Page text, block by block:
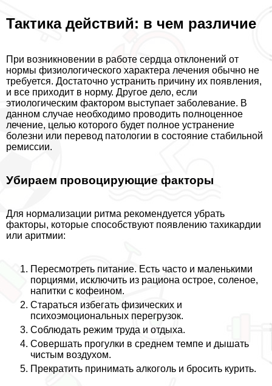
Тактика действий: в чем различие
При возникновении в работе сердца отклонений от
нормы физиологического хаpaктера лечения обычно не
требуется. Достаточно устранить причину их появления,
и все приходит в норму. Другое дело, если
этиологическим фактором выступает заболевание. В
данном случае необходимо проводить полноценное
лечение, целью которого будет полное устранение
болезни или перевод патологии в состояние стабильной
ремиссии.
Убираем провоцирующие факторы
Для нормализации ритма рекомендуется убрать
факторы, которые способствуют появлению тахикардии
или аритмии:
Пересмотреть питание. Есть часто и маленькими
порциями, исключить из рациона острое, соленое,
напитки с кофеином.
Стараться избегать физических и
психоэмоциональных перегрузок.
Соблюдать режим труда и отдыха.
Совершать прогулки в среднем темпе и дышать
чистым воздухом.
Прекратить принимать алкоголь и бросить курить.